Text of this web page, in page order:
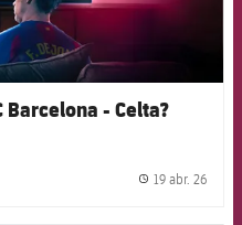
Barcelona - Celta?
19 abr. 26